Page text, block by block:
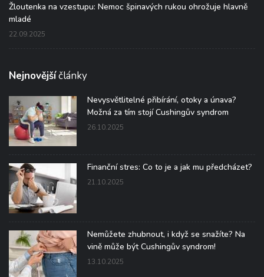
Žloutenka na vzestupu: Nemoc špinavých rukou ohrožuje hlavně
mladé
22.09.2025
Nejnovějšíčlánky
Nevysvětlitelné přibírání, otoky a únava?
Možná za tím stojí Cushingův syndrom
26.10.2025
Finanční stres: Co to je a jak mu předcházet?
21.10.2025
Nemůžete zhubnout, i když se snažíte? Na
vině může být Cushingův syndrom!
13.10.2025